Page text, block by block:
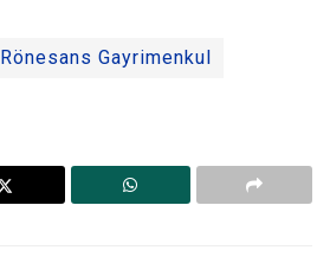
Rönesans Gayrimenkul